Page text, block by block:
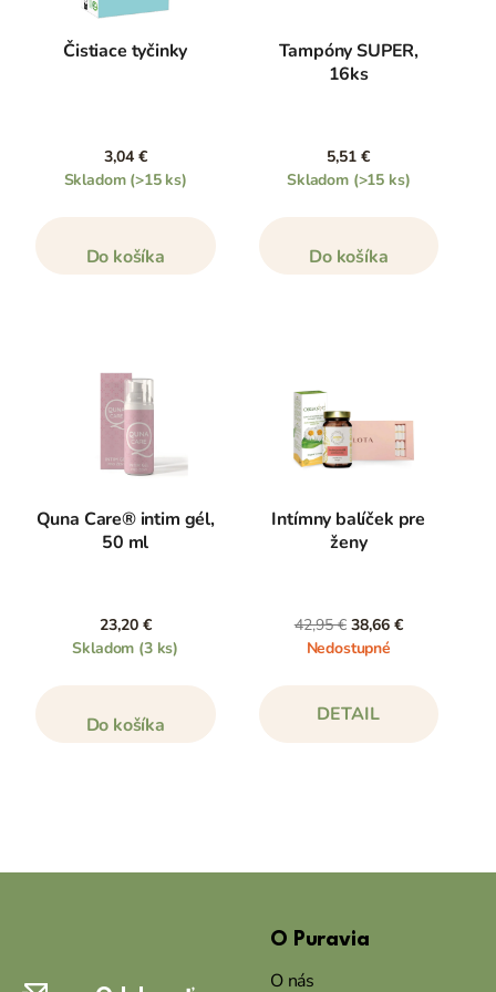
Čistiace tyčinky
3,04 €
Skladom (>15 ks)
Do košíka
Tampóny SUPER,
16ks
5,51 €
Skladom (>15 ks)
Do košíka
Quna Care® intim gél,
50 ml
23,20 €
Skladom (3 ks)
Do košíka
Intímny balíček pre
ženy
42,95 € 38,66 €
Nedostupné
DETAIL
O Puravia
O nás